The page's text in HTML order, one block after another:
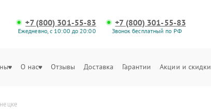
+7 (800) 301-55-83
Ежедневно, с 10:00 до 20:00
+7 (800) 301-55-83
Звонок бесплатный по РФ
О нас Отзывы Доставка Гарантии Акции и скидки